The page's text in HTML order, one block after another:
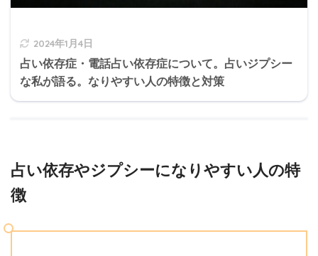
2024年1月4日
占い依存症・電話占い依存症について。占いジプシー
な私が語る。なりやすい人の特徴と対策
占い依存やジプシーになりやすい人の特
徴